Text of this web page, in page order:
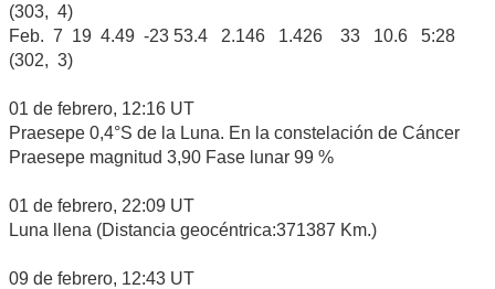
(303, 4)
Feb. 7 19 4.49 -23 53.4 2.146 1.426 33 10.6 5:28
(302, 3)
01 de febrero, 12:16 UT
Praesepe 0,4°S de la Luna. En la constelación de Cáncer
Praesepe magnitud 3,90 Fase lunar 99 %
01 de febrero, 22:09 UT
Luna llena (Distancia geocéntrica:371387 Km.)
09 de febrero, 12:43 UT